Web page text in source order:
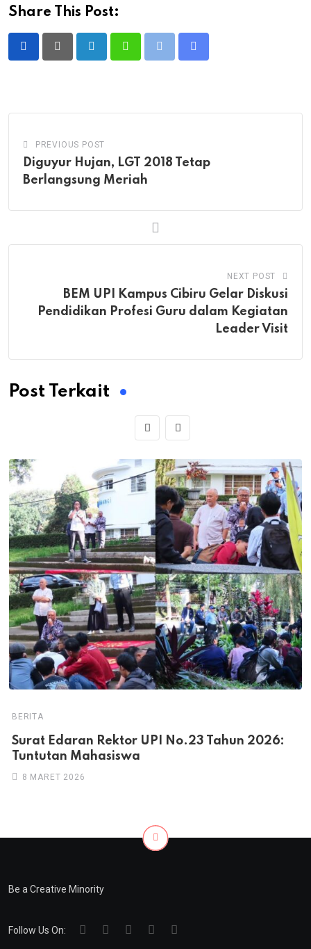
Share This Post:
LinkedIn WhatsappPrint
Share
PREVIOUS POST
Diguyur Hujan, LGT 2018 Tetap
Berlangsung Meriah
NEXT POST
BEM UPI Kampus Cibiru Gelar Diskusi
Pendidikan Profesi Guru dalam Kegiatan
Leader Visit
Post Terkait
BERITA
Surat Edaran Rektor UPI No.23 Tahun 2026:
Tuntutan Mahasiswa
8 MARET 2026
Be a Creative Minority
Follow Us On: